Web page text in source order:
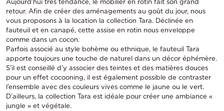
Aujourd’hui très tendance, le mobilier en rotin fait son grand
retour. Afin de créer des aménagements au goût du jour, nous
vous proposons à la location la collection Tara. Déclinée en
fauteuil et en canapé, cette assise en rotin nous enveloppe
comme dans un cocon.
Parfois associé au style bohème ou ethnique, le fauteuil Tara
apporte toujours une touche de naturel dans un décor éphémère.
S’il est conseillé d’y associer des teintes et des matières douces
pour un effet cocooning, il est également possible de contraster
l’ensemble avec des couleurs vives comme le jaune ou le vert.
D’ailleurs, la collection Tara est idéale pour créer une ambiance «
jungle » et végétale.